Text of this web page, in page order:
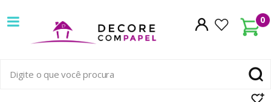
0
Decore
com
papel